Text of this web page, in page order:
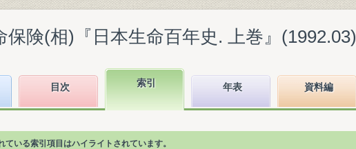
保険(相)『日本生命百年史. 上巻』(1992.03)
目次 索引 年表 資料編
いる索引項目はハイライトされています。